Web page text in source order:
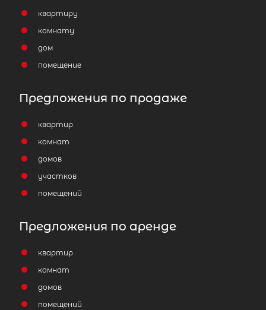
квартиру
комнату
дом
помещение
Предложения по продаже
квартир
комнат
домов
участков
помещений
Предложения по аренде
квартир
комнат
домов
помещений